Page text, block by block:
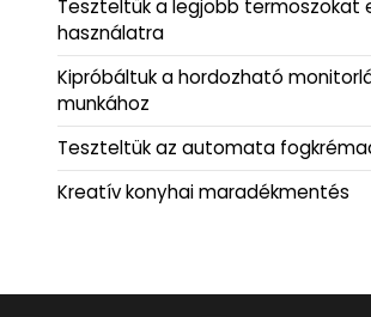
Teszteltük a legjobb termoszokat
használatra
Kipróbáltuk a hordozható
munkához
Teszteltük az automata
Kreatív konyhai maradékmentés